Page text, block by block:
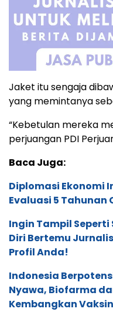
Jaket itu sengaja
yang memintanya
“Kebetulan mereka
perjuangan PDI
Baca Juga:
Diplomasi Ekonomi
Evaluasi 5 Tahunan
Ingin Tampil Seperti
Diri Bertemu
Profil Anda!
Indonesia
Nyawa, Biofarma
Kembangkan Vaksin